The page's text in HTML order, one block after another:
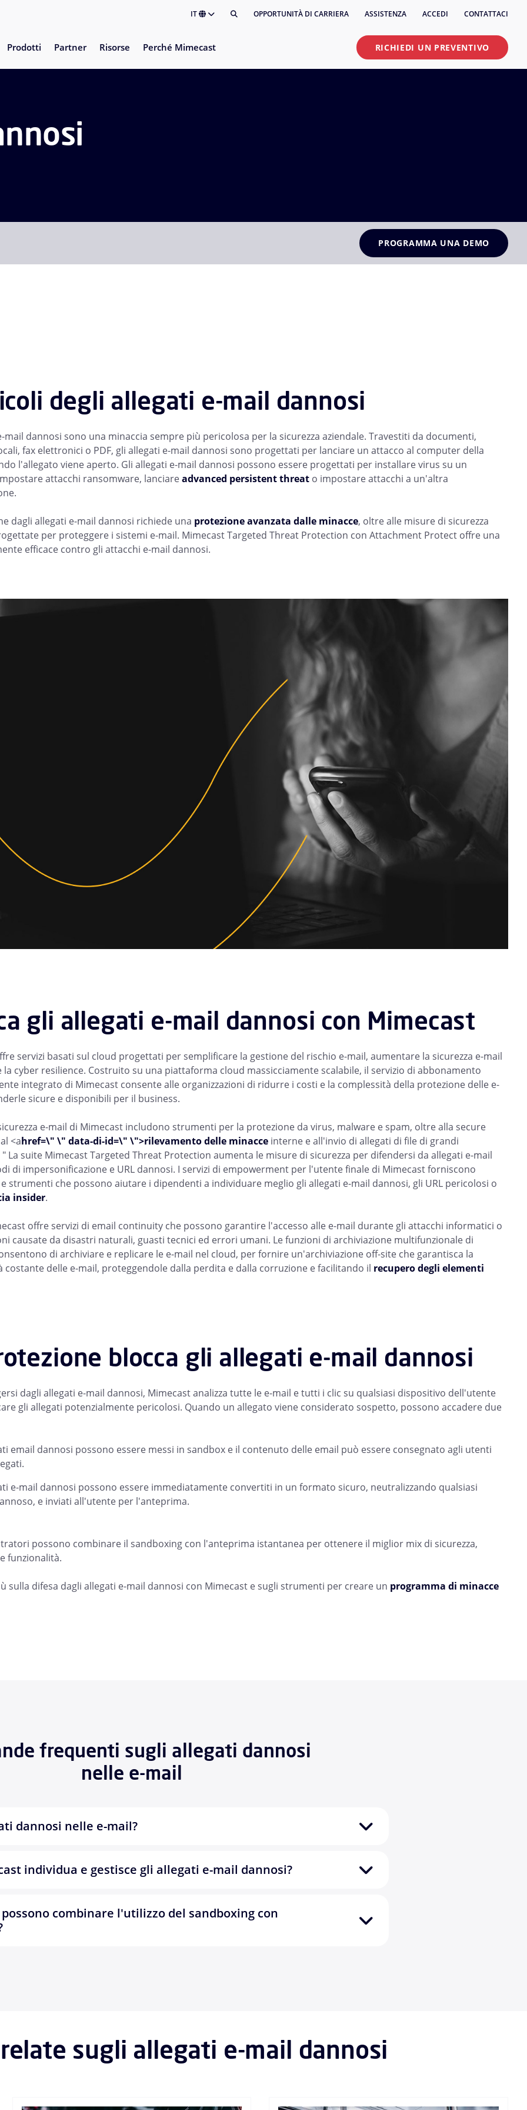
IT OPPORTUNITÀ DI CARRIERA ASSISTENZA ACCEDI CONTATTACI
Prodotti Partner Risorse Perché Mimecast RICHIEDI UN PREVENTIVO
PROGRAMMA UNA DEMO
degli allegati e-mail dannosi
mail dannosi sono una minaccia sempre più pericolosa per la sicurezza aziendale. Travestiti da documenti,
fax elettronici o PDF, gli allegati e-mail dannosi sono progettati per lanciare un attacco al computer della
l'allegato viene aperto. Gli allegati e-mail dannosi possono essere progettati per installare virus su un
attacchi ransomware, lanciareadvanced persistent threato impostare attacchi a un'altra
dagli allegati e-mail dannosi richiede una protezione avanzata dalle minacce, oltre alle misure di sicurezza
per proteggere i sistemi e-mail. Mimecast Targeted Threat Protection con Attachment Protect offre una
efficace contro gli attacchi e-mail dannosi.
gli allegati e-mail dannosi con Mimecast
servizi basati sul cloud progettati per semplificare la gestione del rischio e-mail, aumentare la sicurezza e-mail
cyber resilience. Costruito su una piattaforma cloud massicciamente scalabile, il servizio di abbonamento
integrato di Mimecast consente alle organizzazioni di ridurre i costi e la complessità della protezione delle e-
sicure e disponibili per il business.
e-mail di Mimecast includono strumenti per la protezione da virus, malware e spam, oltre alla secure
<ahref=\" \" data-di-id=\" \">rilevamento delle minacceinterne e all'invio di allegati di file di grandi
La suite Mimecast Targeted Threat Protection aumenta le misure di sicurezza per difendersi da allegati e-mail
di impersonificazione e URL dannosi. I servizi di empowerment per l'utente finale di Mimecast forniscono
strumenti che possono aiutare i dipendenti a individuare meglio gli allegati e-mail dannosi, gli URL pericolosi o
insider.
offre servizi di email continuity che possono garantire l'accesso alle e-mail durante gli attacchi informatici o
causate da disastri naturali, guasti tecnici ed errori umani. Le funzioni di archiviazione multifunzionale di
di archiviare e replicare le e-mail nel cloud, per fornire un'archiviazione off-site che garantisca la
costante delle e-mail, proteggendole dalla perdita e dalla corruzione e facilitando il recupero degli elementi
blocca gli allegati e-mail dannosi
dagli allegati e-mail dannosi, Mimecast analizza tutte le e-mail e tutti i clic su qualsiasi dispositivo dell'utente
gli allegati potenzialmente pericolosi. Quando un allegato viene considerato sospetto, possono accadere due
email dannosi possono essere messi in sandbox e il contenuto delle email può essere consegnato agli utenti
e-mail dannosi possono essere immediatamente convertiti in un formato sicuro, neutralizzando qualsiasi
e inviati all'utente per l'anteprima.
possono combinare il sandboxing con l'anteprima istantanea per ottenere il miglior mix di sicurezza,
funzionalità.
sulla difesa dagli allegati e-mail dannosi con Mimecast e sugli strumenti per creare un programma di minacce
frequenti sugli allegati dannosi
nelle e-mail
dannosi nelle e-mail?
individua e gestisce gli allegati e-mail dannosi?
combinare l'utilizzo del sandboxing con
sugli allegati e-mail dannosi